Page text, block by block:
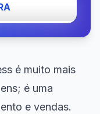
é muito mais
é uma
e vendas.